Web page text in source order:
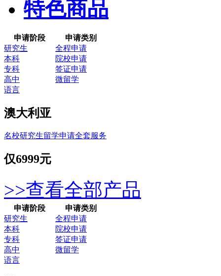
特色商品
申请阶段
申请类别
研究生
全程申请
本科
院校申请
专科
签证申请
高中
微留学
语言
澳大利亚
名校研究生留学申请全套服务
仅6999元
>>查看全部产品
申请阶段
申请类别
研究生
全程申请
本科
院校申请
专科
签证申请
高中
微留学
语言